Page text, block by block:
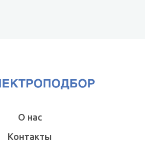
О нас
Контакты